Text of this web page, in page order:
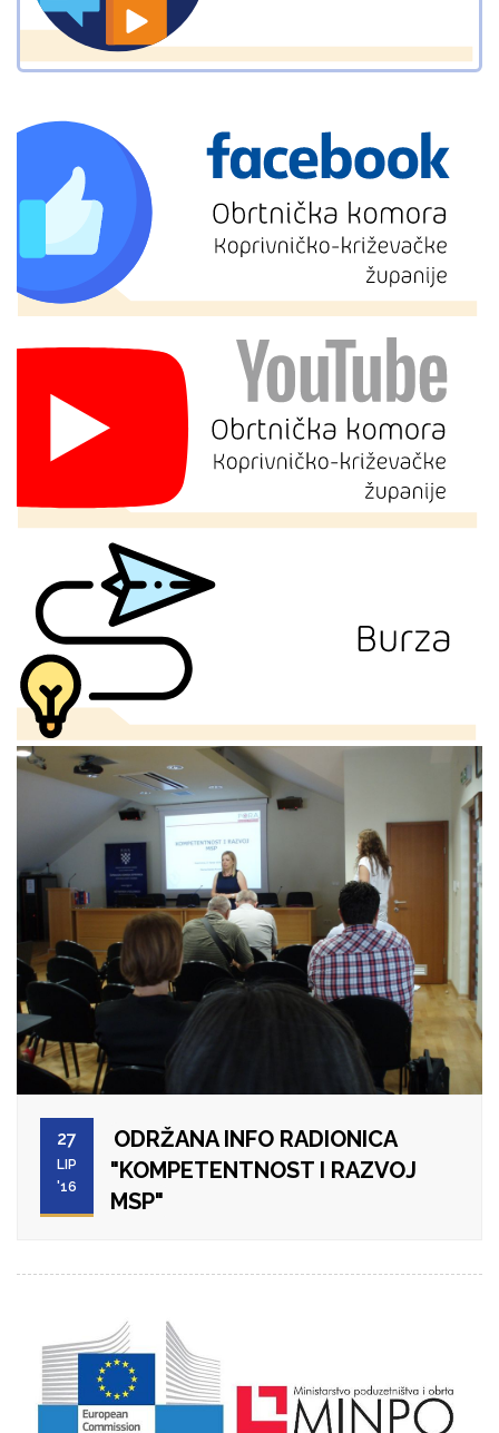
27
LIP
'16
ODRŽANA INFO RADIONICA
"KOMPETENTNOST I RAZVOJ
MSP"